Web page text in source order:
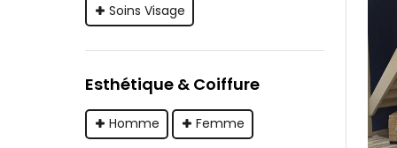
Soins Visage
Esthétique & Coiffure
Homme Femme